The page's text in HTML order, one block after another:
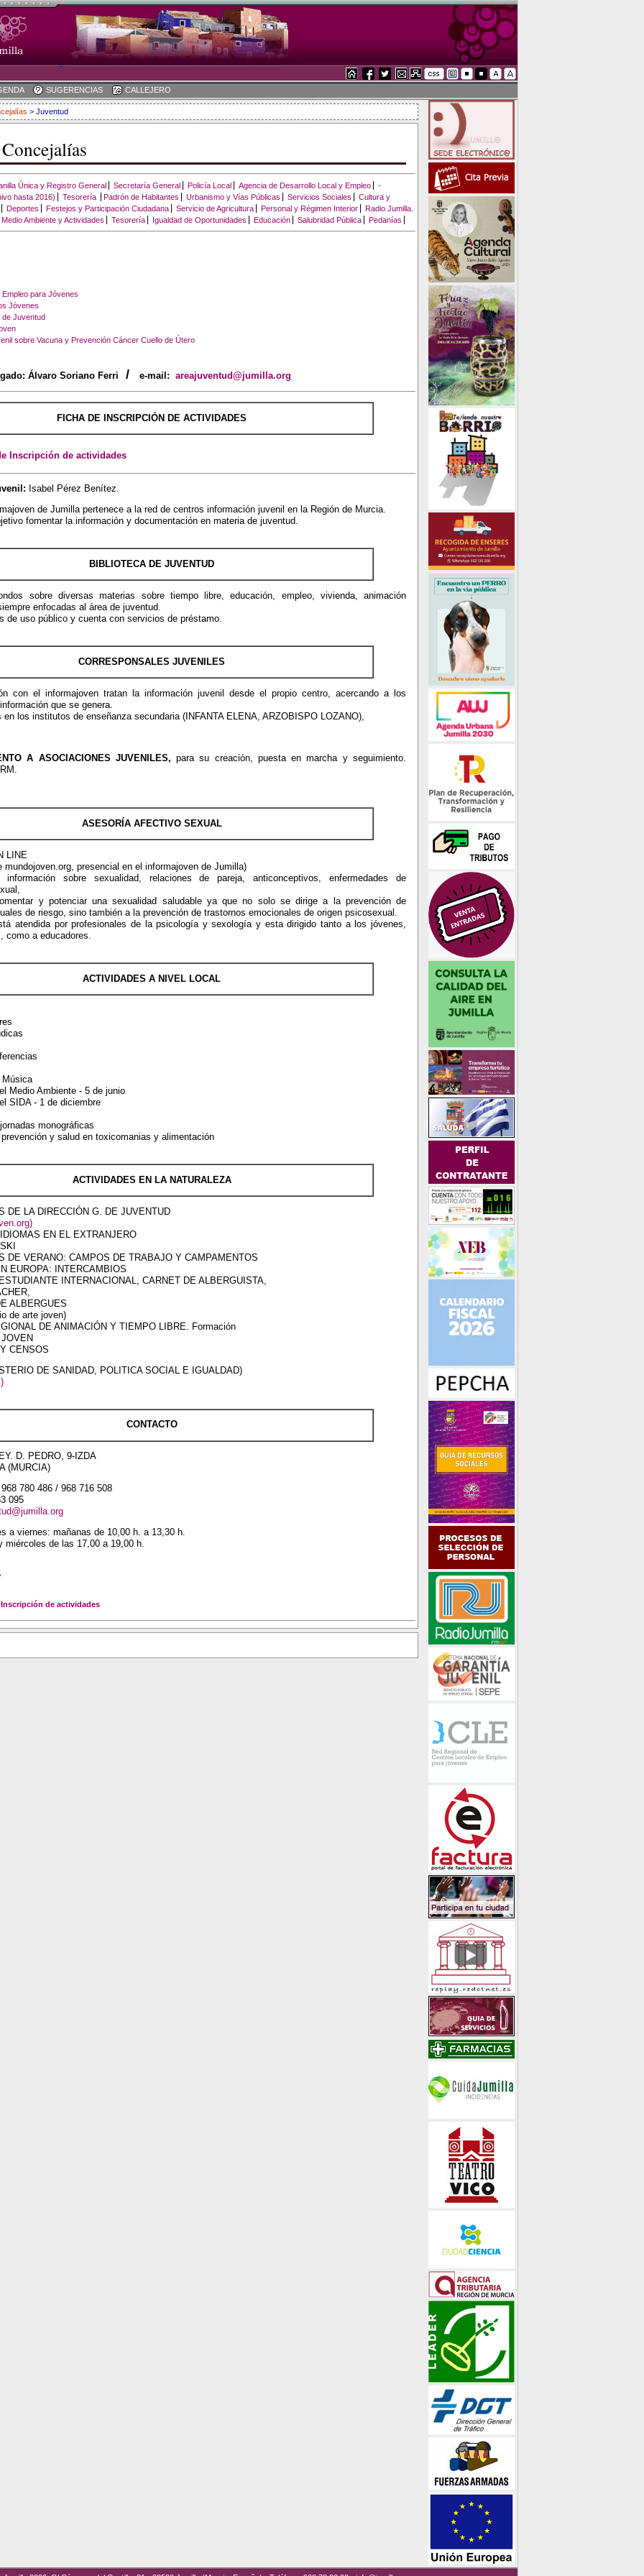
SUGERENCIAS CALLEJERO
> Juventud
Única y Registro General Secretaría General Policía Local Agencia de Desarrollo Local y Empleo
-
hasta 2016)
Tesorería Padrón de Habitantes Urbanismo y Vías Públicas Servicios Sociales
Cultura y
Deportes Festejos y Participación Ciudadana Servicio de Agricultura Personal y Régimen Interior
Radio Jumilla.
Medio Ambiente y Actividades Tesorería Igualdad de Oportunidades Educación Salubridad Pública Pedanías
para Jóvenes
Jóvenes
de Juventud
sobre Vacuna y Prevención Cáncer Cuello de Útero
Álvaro Soriano Ferri / e-mail: areajuventud@jumilla.org
FICHA DE INSCRIPCIÓN DE ACTIVIDADES
Inscripción de actividades
Isabel Pérez Benítez.
de Jumilla pertenece a la red de centros información juvenil en la Región de Murcia.
fomentar la información y documentación en materia de juventud.
BIBLIOTECA DE JUVENTUD
sobre diversas materias sobre tiempo libre, educación, empleo, vivienda, animación
enfocadas al área de juventud.
de uso público y cuenta con servicios de préstamo.
CORRESPONSALES JUVENILES
con el informajoven tratan la información juvenil desde el propio centro, acercando a los
que se genera.
en los institutos de enseñanza secundaria (INFANTA ELENA, ARZOBISPO LOZANO),
A ASOCIACIONES JUVENILES, para su creación, puesta en marcha y seguimiento.
ASESORÍAAFECTIVO SEXUAL
LINE
mundojoven.org, presencial en el informajoven de Jumilla)
información sobre sexualidad, relaciones de pareja, anticonceptivos, enfermedades de
y potenciar una sexualidad saludable ya que no solo se dirige a la prevención de
de riesgo, sino también a la prevención de trastornos emocionales de origen psicosexual.
atendida por profesionales de la psicología y sexología y esta dirigido tanto a los jóvenes,
como a educadores.
ACTIVIDADES A NIVEL LOCAL
Música
Medio Ambiente - 5 de junio
SIDA - 1 de diciembre
monográficas
y salud en toxicomanias y alimentación
ACTIVIDADES EN LA NATURALEZA
DE LA DIRECCIÓN G. DE JUVENTUD
EN EL EXTRANJERO
DE VERANO: CAMPOS DE TRABAJO Y CAMPAMENTOS
EUROPA: INTERCAMBIOS
INTERNACIONAL, CARNET DE ALBERGUISTA,
ALBERGUES
de arte joven)
DE ANIMACIÓN Y TIEMPO LIBRE. Formación
CENSOS
DE SANIDAD, POLITICA SOCIAL E IGUALDAD)
CONTACTO
D. PEDRO, 9-IZDA
(MURCIA)
780 486 / 968 716 508
095
a viernes: mañanas de 10,00 h. a 13,30 h.
miércoles de las 17,00 a 19,00 h.
de actividades